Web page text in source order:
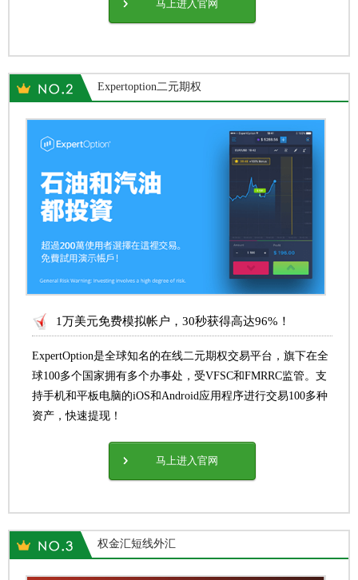
马上进入官网
Expertoption二元期权
1万美元免费模拟帐户，30秒获得高达96%！
ExpertOption是全球知名的在线二元期权交易平台，旗下在全
球100多个国家拥有多个办事处，受VFSC和FMRRC监管。支
持手机和平板电脑的iOS和Android应用程序进行交易100多种
资产，快速提现！
马上进入官网
权金汇短线外汇